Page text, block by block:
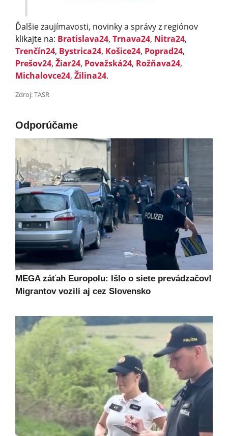
Ďalšie zaujímavosti, novinky a správy z regiónov
klikajte na: Bratislava24, Trnava24, Nitra24,
Trenčín24, Bystrica24, Košice24, Poprad24,
Prešov24, Žiar24, Považská24, Rožňava24,
Michalovce24, Žilina24.
Zdroj: TASR
Odporúčame
MEGA záťah Europolu: Išlo o siete prevádzačov!
Migrantov vozili aj cez Slovensko